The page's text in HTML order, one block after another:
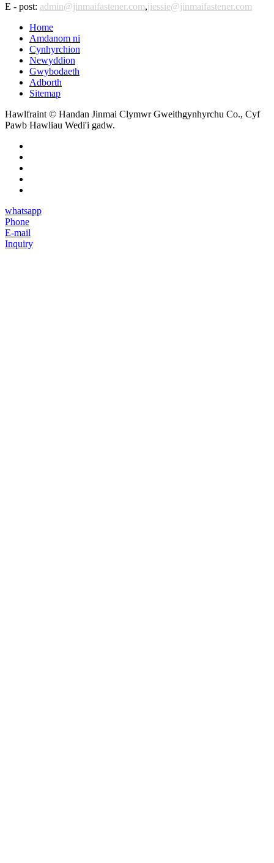
E - post: admin@jinmaifastener.com,jiessie@jinmaifastener.com
Home
Amdanom ni
Cynhyrchion
Newyddion
Gwybodaeth
Adborth
Sitemap
Hawlfraint © Handan Jinmai Clymwr Gweithgynhyrchu Co., Cyf
Pawb Hawliau Wedi'i gadw.
whatsapp
Phone
E-mail
Inquiry